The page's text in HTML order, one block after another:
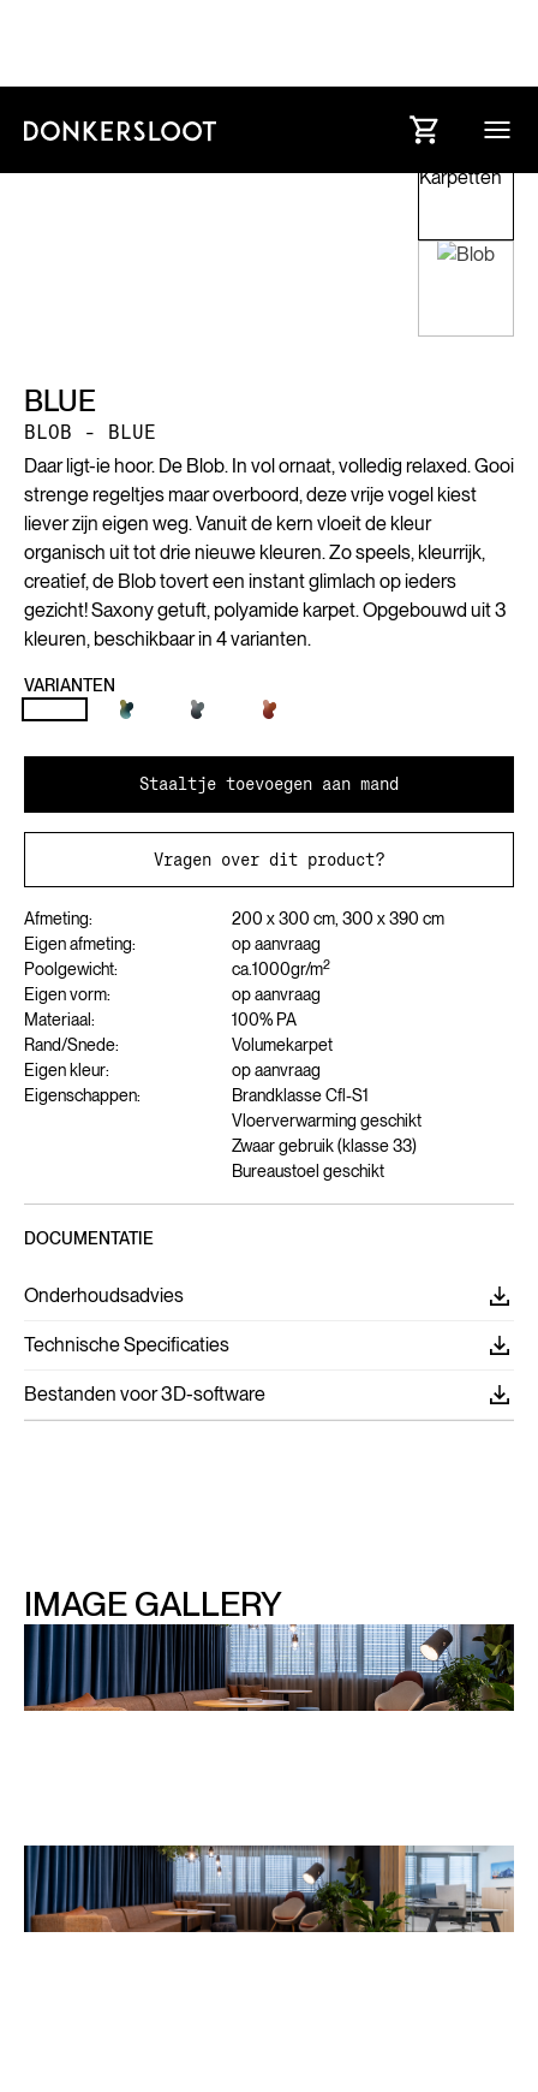
BLUE
BLOB - BLUE
Daar ligt-ie hoor. De Blob. In vol ornaat, volledig relaxed. Gooi
strenge regeltjes maar overboord, deze vrije vogel kiest
liever zijn eigen weg. Vanuit de kern vloeit de kleur
organisch uit tot drie nieuwe kleuren. Zo speels, kleurrijk,
creatief, de Blob tovert een instant glimlach op ieders
gezicht! Saxony getuft, polyamide karpet. Opgebouwd uit 3
kleuren, beschikbaar in 4 varianten.
VARIANTEN
Staaltje toevoegen aan mand
Vragen over dit product?
Afmeting:
200 x 300 cm, 300 x 390 cm
Eigen afmeting:
op aanvraag
Poolgewicht:
ca.1000gr/m2
Eigen vorm:
op aanvraag
Materiaal:
100% PA
Rand/Snede:
Volumekarpet
Eigen kleur:
op aanvraag
Eigenschappen:
Brandklasse Cfl-S1
Vloerverwarming geschikt
Zwaar gebruik (klasse 33)
Bureaustoel geschikt
DOCUMENTATIE
Onderhoudsadvies
Technische Specificaties
Bestanden voor 3D-software
IMAGE GALLERY